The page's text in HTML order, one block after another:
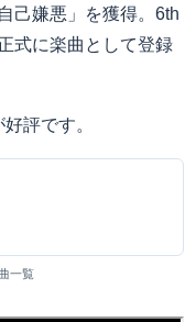
己嫌悪」を獲得。6th
式に楽曲として登録
評です。
一覧